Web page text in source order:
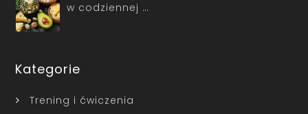
w codziennej …
Kategorie
Trening i ćwiczenia